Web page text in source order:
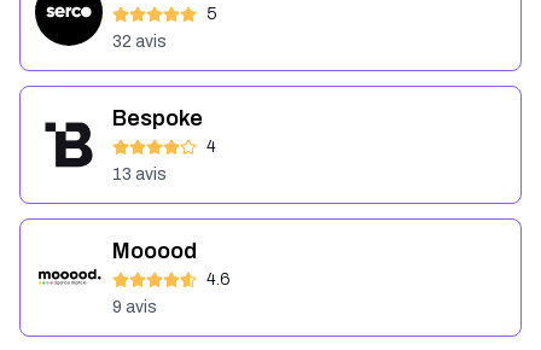
5
32 avis
Bespoke
4
13 avis
Mooood
4.6
9 avis